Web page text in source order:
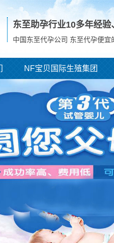
东至助孕行业10多年经验
中国东至代孕公司 东至代孕便宜
NF宝贝国际生殖集团